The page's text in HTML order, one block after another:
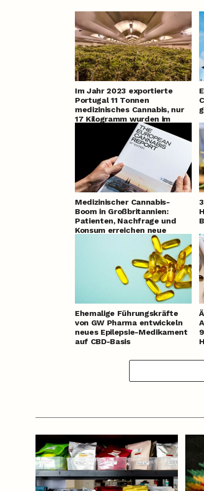
Im Jahr 2023 exportierte
Portugal 11 Tonnen
medizinisches Cannabis, nur
17 Kilogramm wurden im
Medizinischer Cannabis-
Boom in Großbritannien:
Patienten, Nachfrage und
Konsum erreichen neue
Ehemalige Führungskräfte
von GW Pharma entwickeln
neues Epilepsie-Medikament
auf CBD-Basis